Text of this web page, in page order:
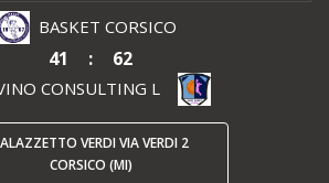
BASKET CORSICO
41 : 62
CONSULTING L
VERDI VIA VERDI 2
CORSICO (MI)